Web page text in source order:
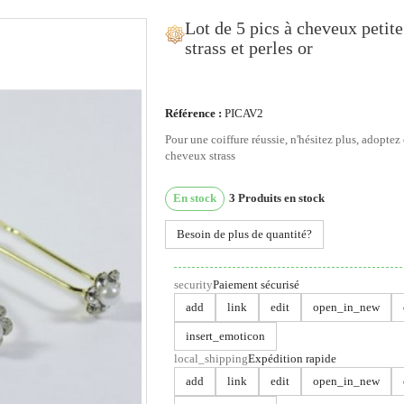
utilisons des cookies
utilisons des cookies et d'autres technologies de suivi
vous montrer un contenu personnalisé et des publicités
pour analyser le trafic de notre site et pour
de nos visiteurs.
Je refuse
Lot de 5 pics à cheveux
strass et perles or
Référence : PICAV2
Pour une coiffure réussie, n'hésitez plus, adoptez
cheveux strass
En stock 3 Produits en stock
Besoin de plus de quantité?
securityPaiement sécurisé
add
link edit open_in_new
insert_emoticon
local_shippingExpédition rapide
add
link edit open_in_new